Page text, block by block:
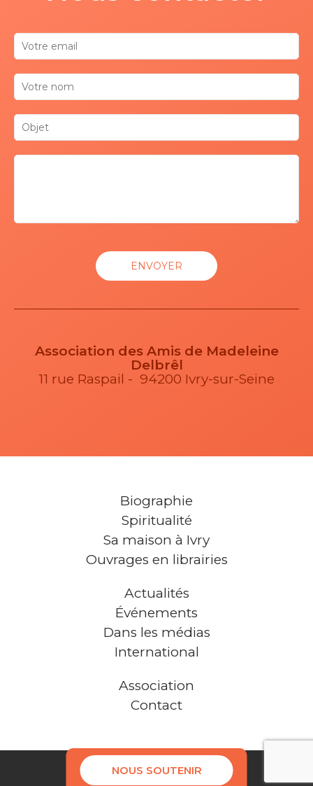
NOUS SOUTENIR
Association des Amis de Madeleine
Delbrêl
11 rue Raspail - 94200 Ivry-sur-Seine
Biographie
Spiritualité
Sa maison à Ivry
Ouvrages en librairies
Actualités
Événements
Dans les médias
International
Association
Contact
Mentions légales